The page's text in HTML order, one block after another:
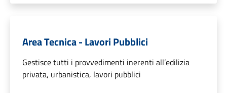
Area Tecnica - Lavori Pubblici
Gestisce tutti i provvedimenti inerenti all’edilizia
privata, urbanistica, lavori pubblici